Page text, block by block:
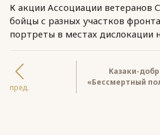
К акции Ассоциации ветеранов
бойцы с разных участков
портреты в местах дислокации
пред.
Казаки-
«Бессмертный